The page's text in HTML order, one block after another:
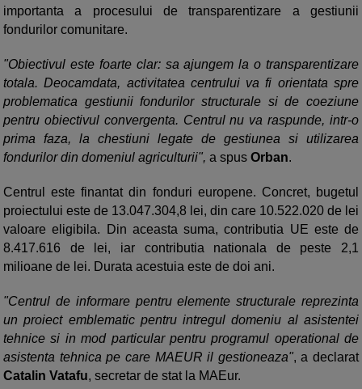
importanta a procesului de transparentizare a gestiunii
fondurilor comunitare.
"Obiectivul este foarte clar: sa ajungem la o transparentizare
totala. Deocamdata, activitatea centrului va fi orientata spre
problematica gestiunii fondurilor structurale si de coeziune
pentru obiectivul convergenta. Centrul nu va raspunde, intr-o
prima faza, la chestiuni legate de gestiunea si utilizarea
fondurilor din domeniul agriculturii", a spus Orban.
Centrul este finantat din fonduri europene. Concret, bugetul
proiectului este de 13.047.304,8 lei, din care 10.522.020 de lei
valoare eligibila. Din aceasta suma, contributia UE este de
8.417.616 de lei, iar contributia nationala de peste 2,1
milioane de lei. Durata acestuia este de doi ani.
"Centrul de informare pentru elemente structurale reprezinta
un proiect emblematic pentru intregul domeniu al asistentei
tehnice si in mod particular pentru programul operational de
asistenta tehnica pe care MAEUR il gestioneaza", a declarat
Catalin Vatafu, secretar de stat la MAEur.